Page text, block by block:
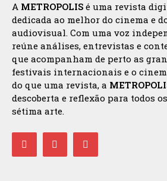
A METROPOLIS é uma revista
dedicada ao melhor do cinema e
audiovisual. Com uma voz
reúne análises, entrevistas e
que acompanham de perto as
festivais internacionais e o
do que uma revista, a
descoberta e reflexão para todos
sétima arte.